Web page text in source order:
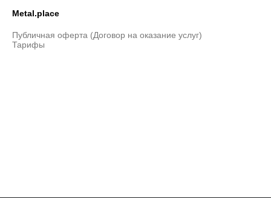
Metal.place
Публичная оферта (Договор на оказание услуг)
Тарифы